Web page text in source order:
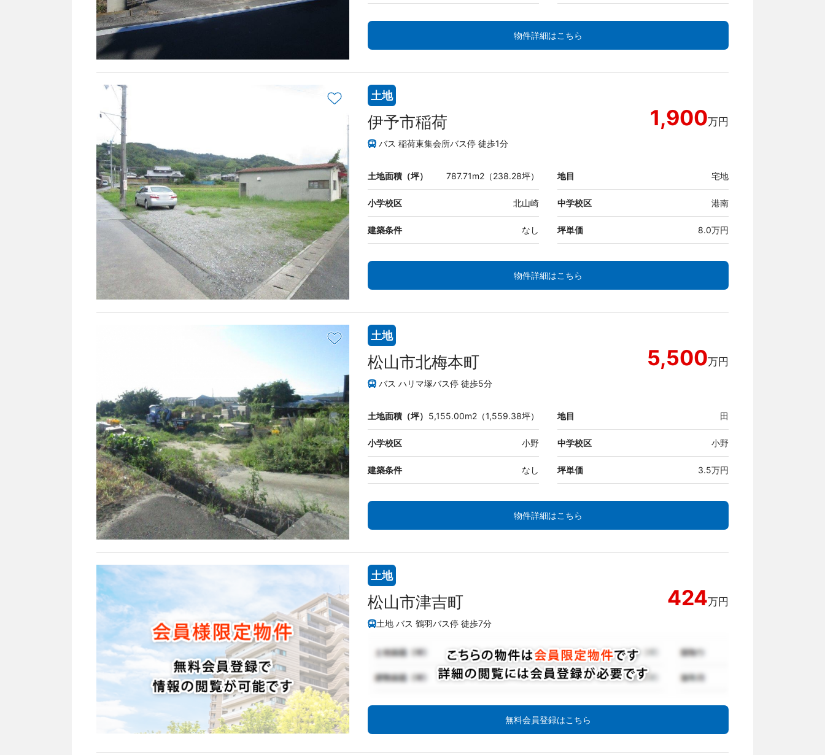
物件詳細はこちら
土地
伊予市稲荷
バス 稲荷東集会所バス停 徒歩1分
1,900万円
土地面積（坪） 787.71m2（238.28坪）
小学校区 北山崎
建築条件 なし
地目 宅地
中学校区 港南
坪単価 8.0万円
物件詳細はこちら
土地
松山市北梅本町
バス ハリマ塚バス停 徒歩5分
5,500万円
土地面積（坪） 5,155.00m2（1,559.38坪）
小学校区 小野
建築条件 なし
地目 田
中学校区 小野
坪単価 3.5万円
物件詳細はこちら
土地
松山市津吉町
土地 バス 鶴羽バス停 徒歩7分
424万円
無料会員登録はこちら